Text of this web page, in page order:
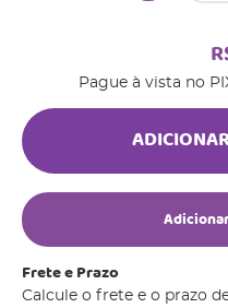
Pague à vista no
Frete e Prazo
Calcule o frete e o prazo